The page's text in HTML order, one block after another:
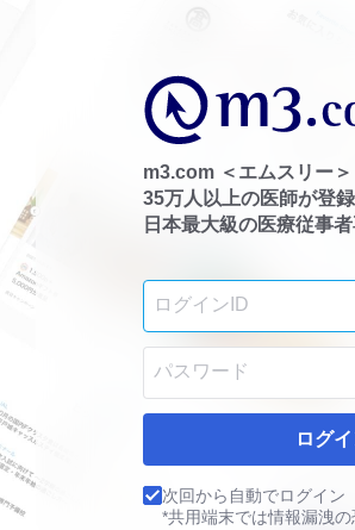
m3.com ＜エムスリー＞
35万人以上の医師が登
日本最大級の医療従事
ログ
次回から自動でログイン
*共用端末では情報漏洩